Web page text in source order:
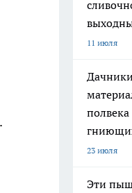
11 июля
23 июля
Эти